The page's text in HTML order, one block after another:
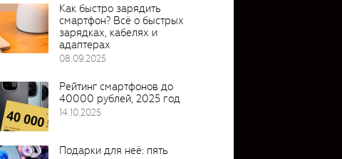
Как быстро зарядить
смартфон? Всё о быстрых
зарядках, кабелях и
адаптерах
08.09.2025
Рейтинг смартфонов до
40000 рублей, 2025 год
14.10.2025
Подарки для неё: пять